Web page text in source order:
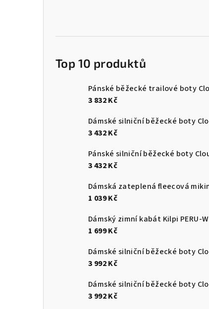
Top 10 produktů
3 832 Kč
3 432 Kč
3 432 Kč
1 039 Kč
Dámský zimní kabát Kilpi PERU-W
1 699 Kč
3 992 Kč
3 992 Kč